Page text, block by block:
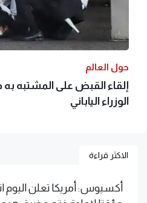
حول العالم
إلقاء القبض على المشتبه
الوزراء الياباني
الاكثر قراءة
أكسيوس: أمريكا تعلن اليوم